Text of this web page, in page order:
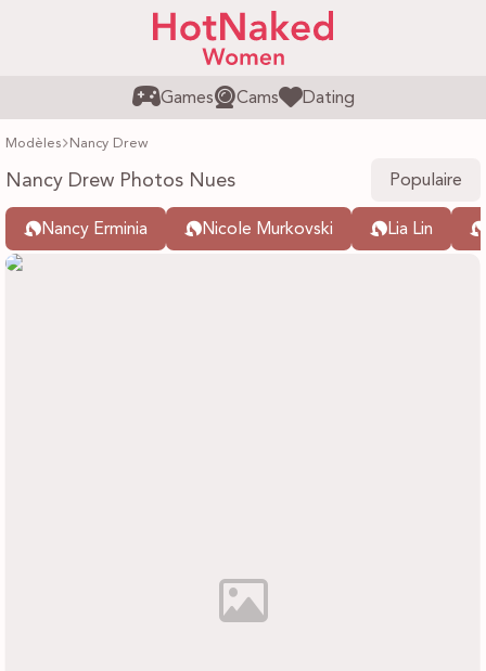
Games Cams Dating
Modèles Nancy Drew
Nancy Drew Photos Nues Populaire
Nancy Erminia Nicole Murkovski Lia Lin